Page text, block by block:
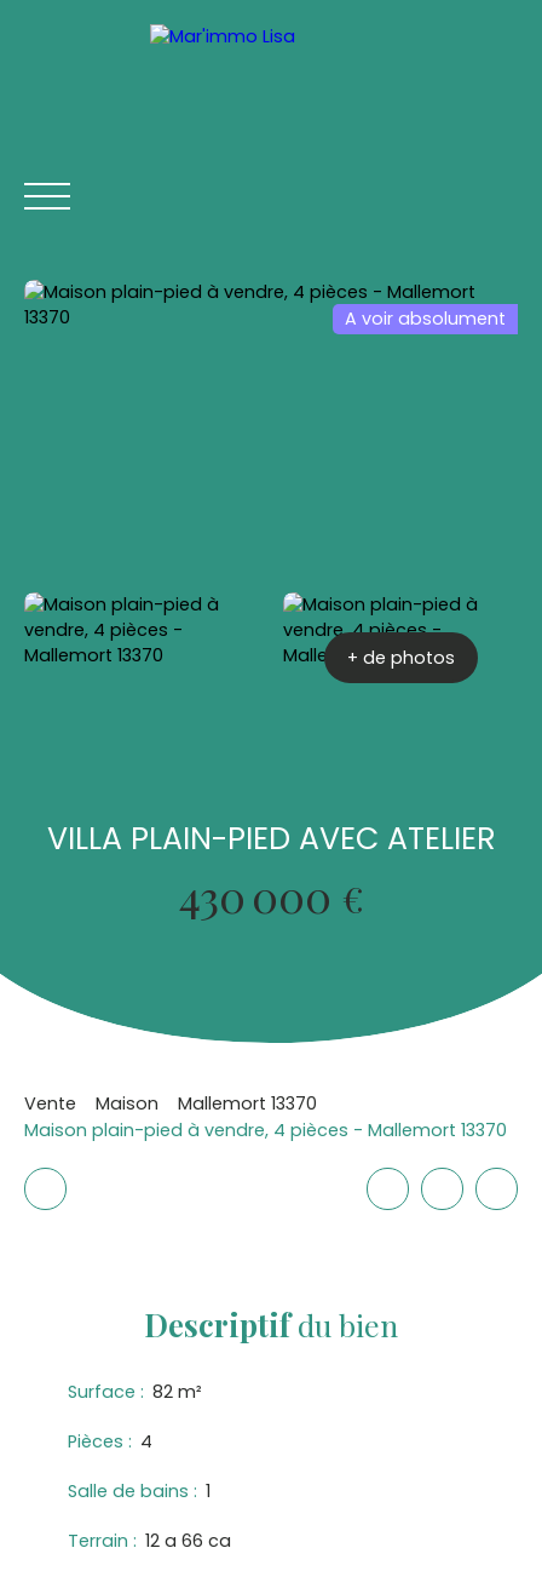
VENDRE VIAGER
A voir absolument
+ de photos
VILLA PLAIN-PIED AVEC ATELIER
430 000 €
Vente Maison
Mallemort 13370
Maison plain-pied à vendre, 4 pièces - Mallemort 13370
Descriptifdu bien
Surface : 82 m²
Pièces : 4
Salle de bains : 1
Terrain : 12 a 66 ca